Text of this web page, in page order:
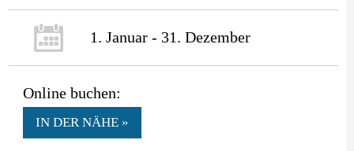
1. Januar - 31. Dezember
Online buchen:
IN DER NÄHE »